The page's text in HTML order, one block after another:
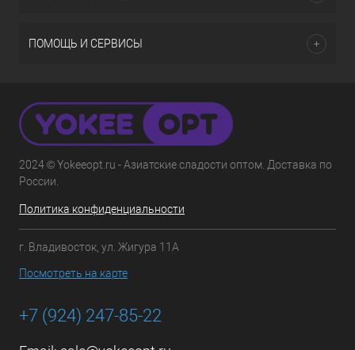
ПОМОЩЬ И СЕРВИСЫ
2024 © Yokeeopt.ru - Азиатские сладости оптом. Доставка по
России.
Политика конфиденциальности
г. Владивосток, ул. Жигура 11А
Посмотреть на карте
+7 (924) 247-85-22